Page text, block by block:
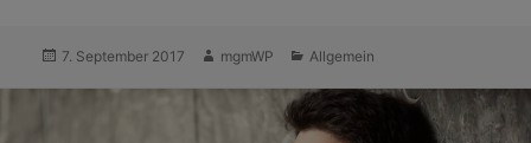
Veröffentlicht
7. September 2017 Autor
mgmWP Kategorien
Allgemein